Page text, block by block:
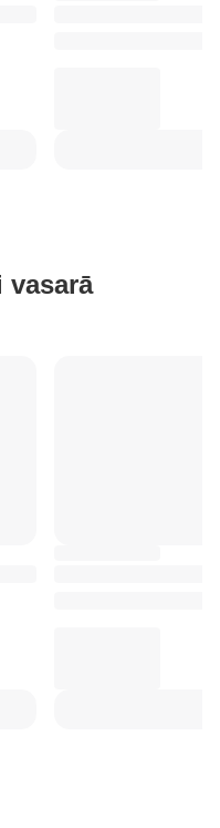
vasarā